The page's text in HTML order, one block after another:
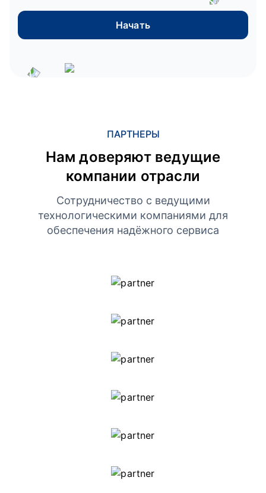
Начать
ПАРТНЕРЫ
Нам доверяют ведущие
компании отрасли
Сотрудничество с ведущими
технологическими компаниями для
обеспечения надёжного сервиса